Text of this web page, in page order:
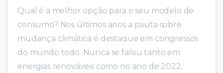
Qual é a melhor opção para o seu modelo de
consumo? Nos últimos anos a pauta sobre
mudança climática é destaque em congressos
do mundo todo. Nunca se falou tanto em
energias renováveis como no ano de 2022.